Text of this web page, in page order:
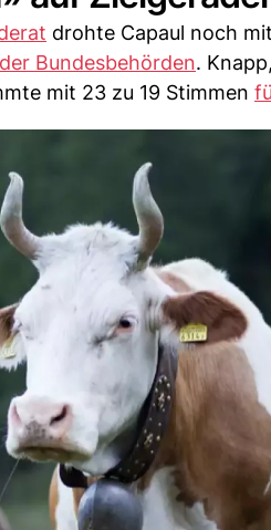
drohte Capaul noch mit
Bundesbehörden.
mit 23 zu 19 Stimmen